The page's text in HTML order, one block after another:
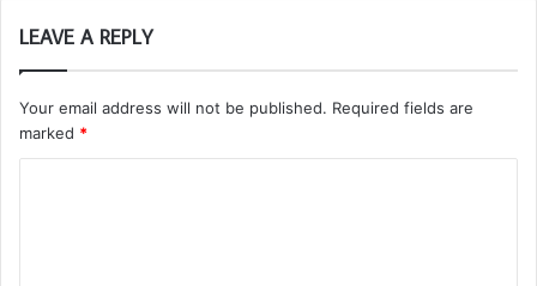
LEAVE A REPLY
Your email address will not be published. Required fields are
marked *